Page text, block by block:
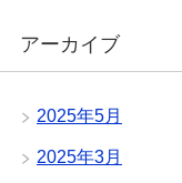
アーカイブ
2025年5月
2025年3月